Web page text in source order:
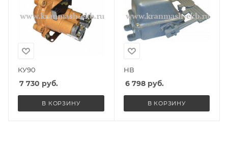
КУ90
7 730 руб.
В КОРЗИНУ
НВ
6 798руб.
В КОРЗИНУ